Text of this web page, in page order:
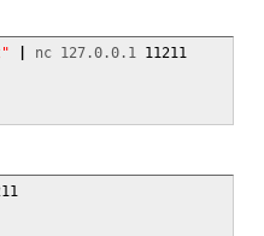
nc 127.0.0.1 11211